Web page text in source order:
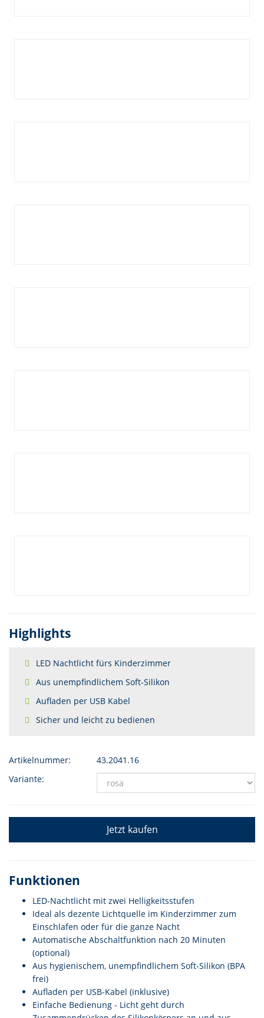
Highlights
LED Nachtlicht fürs Kinderzimmer
Aus unempfindlichem Soft-Silikon
Aufladen per USB Kabel
Sicher und leicht zu bedienen
Artikelnummer:
43.2041.16
Variante:
Jetzt kaufen
Funktionen
LED-Nachtlicht mit zwei Helligkeitsstufen
Ideal als dezente Lichtquelle im Kinderzimmer zum
Einschlafen oder für die ganze Nacht
Automatische Abschaltfunktion nach 20 Minuten
(optional)
Aus hygienischem, unempfindlichem Soft-Silikon (BPA
frei)
Aufladen per USB-Kabel (inklusive)
Einfache Bedienung - Licht geht durch